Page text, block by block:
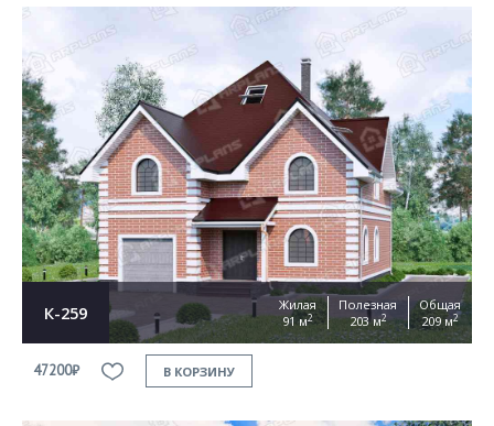
К-259
Жилая
91 м2
Полезная
203 м2
Общая
209 м2
47200₽ В КОРЗИНУ